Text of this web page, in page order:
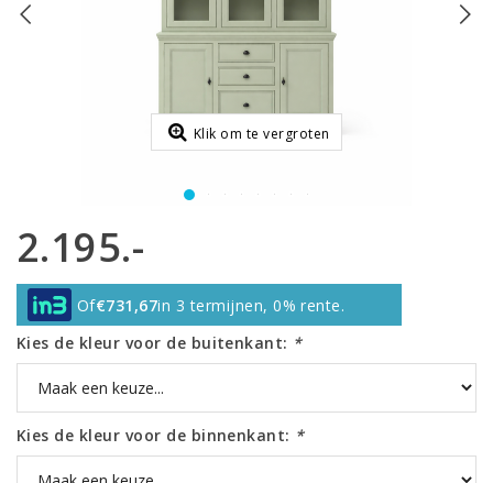
Klik om te vergroten
2.195.-
Of€731,67in 3 termijnen, 0% rente.
Kies de kleur voor de buitenkant: *
Kies de kleur voor de binnenkant: *